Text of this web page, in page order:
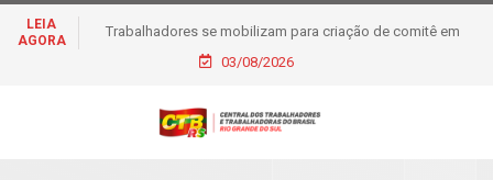
LEIA
AGORA
Trabalhadores se mobilizam para criação de comitê em
apoio à pré-candidatura de Daiana Santos
03/08/2026